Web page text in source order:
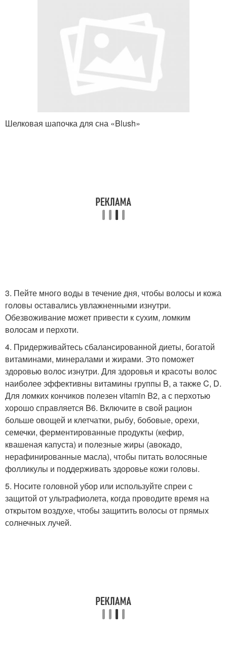
Шелковая шапочка для сна «Blush»
3. Пейте много воды в течение дня, чтобы волосы и кожа
головы оставались увлажненными изнутри.
Обезвоживание может привести к сухим, ломким
волосам и перхоти.
4. Придерживайтесь сбалансированной диеты, богатой
витаминами, минералами и жирами. Это поможет
здоровью волос изнутри. Для здоровья и красоты волос
наиболее эффективны витамины группы B, а также C, D.
Для ломких кончиков полезен vitamin B2, а с перхотью
хорошо справляется B6. Включите в свой рацион
больше овощей и клетчатки, рыбу, бобовые, орехи,
семечки, ферментированные продукты (кефир,
квашеная капуста) и полезные жиры (авокадо,
нерафинированные масла), чтобы питать волосяные
фолликулы и поддерживать здоровье кожи головы.
5. Носите головной убор или используйте спреи с
защитой от ультрафиолета, когда проводите время на
открытом воздухе, чтобы защитить волосы от прямых
солнечных лучей.